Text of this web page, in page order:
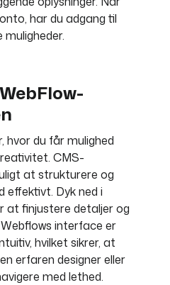
har du adgang til
hvor du får mulighed
CMS-
at strukturere og
effektivt. Dyk ned i
at finjustere detaljer og
interface er
hvilket sikrer, at
erfaren designer eller
med lethed.